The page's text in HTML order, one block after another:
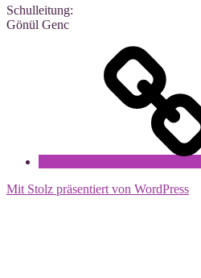
Schul­lei­tung:
Gönül Genc
Mit Stolz präsentiert von WordPress